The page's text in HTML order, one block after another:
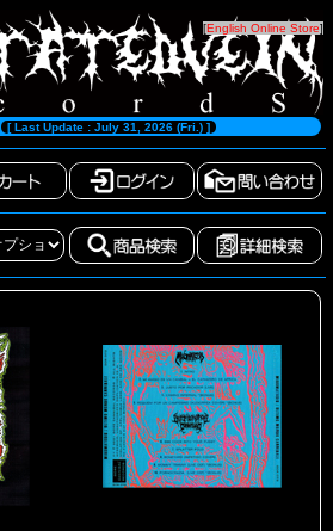
[English Online Store]
[ Last Update : July 31, 2026 (Fri.) ]